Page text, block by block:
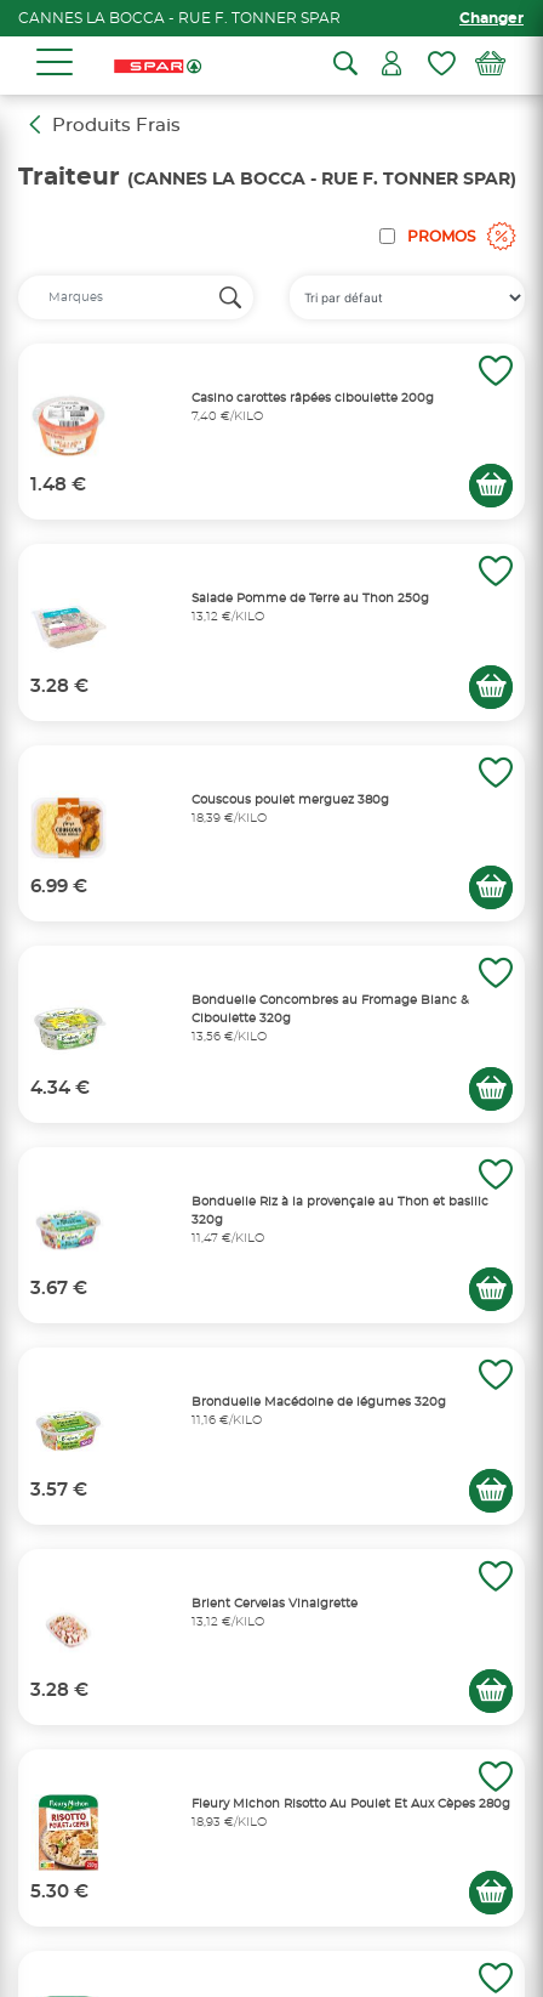
CANNES LA BOCCA - RUE F. TONNER SPAR Changer
Produits Frais
Traiteur (CANNES LA BOCCA - RUE F. TONNER SPAR)
PROMOS
Casino carottes râpées ciboulette 200g
7,40 €/KILO
1.48 €
Salade Pomme de Terre au Thon 250g
13,12 €/KILO
3.28 €
Couscous poulet merguez 380g
18,39 €/KILO
6.99 €
Bonduelle Concombres au Fromage Blanc &
Ciboulette 320g
13,56 €/KILO
4.34 €
Bonduelle Riz à la provençale au Thon et basilic
320g
11,47 €/KILO
3.67 €
Bronduelle Macédoine de légumes 320g
11,16 €/KILO
3.57 €
Brient Cervelas Vinaigrette
13,12 €/KILO
3.28 €
Fleury Michon Risotto Au Poulet Et Aux Cèpes 280g
18,93 €/KILO
5.30 €